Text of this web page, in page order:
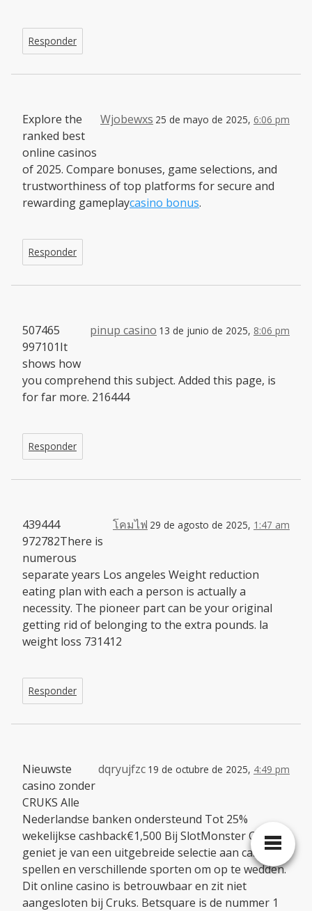
Responder
Wjobewxs 25 de mayo de 2025, 6:06 pm
Explore the
ranked best
online casinos
of 2025. Compare bonuses, game selections, and
trustworthiness of top platforms for secure and
rewarding gameplaycasino bonus.
Responder
pinup casino 13 de junio de 2025, 8:06 pm
507465
997101It
shows how
you comprehend this subject. Added this page, is
for far more. 216444
Responder
โคมไฟ 29 de agosto de 2025, 1:47 am
439444
972782There is
numerous
separate years Los angeles Weight reduction
eating plan with each a person is actually a
necessity. The pioneer part can be your original
getting rid of belonging to the extra pounds. la
weight loss 731412
Responder
dqryujfzc 19 de octubre de 2025, 4:49 pm
Nieuwste
casino zonder
CRUKS Alle
Nederlandse banken ondersteund Tot 25%
wekelijkse cashback€1,500 Bij SlotMonster Casino
geniet je van een uitgebreide selectie aan casino
spellen en verschillende sporten om op te wedden.
Dit online casino is betrouwbaar en zit niet
aangesloten bij Cruks. Betsquare is de nummer 1